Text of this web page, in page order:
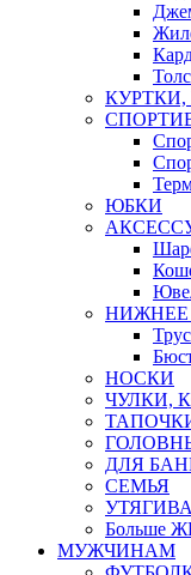
ЮБКИ
НИЖНЕЕ
НОСКИ
ЧУЛКИ,
ДЛЯ
СЕМЬЯ
Больше
МУЖЧИНАМ